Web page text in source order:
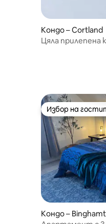
Кондо – Cortland
Цяла прилепена
Избор на
Избор на
Кондо –